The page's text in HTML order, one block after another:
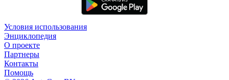
Условия использования
Энциклопедия
О проекте
Партнеры
Контакты
Помощь